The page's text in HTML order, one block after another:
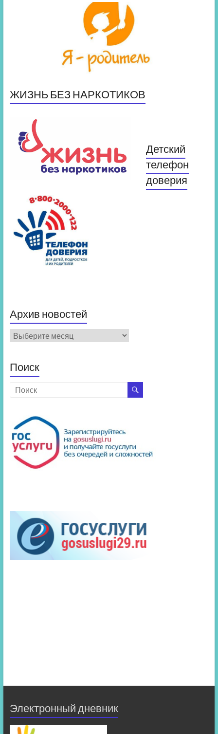
ЖИЗНЬ БЕЗ НАРКОТИКОВ
Детский
телефон
доверия
Архив новостей
Архив
новостей
Поиск
Электронный дневник